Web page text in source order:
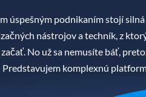
úspešným podnikaním stojí
nástrojov a techník, z
No už sa nemusíte báť,
Predstavujem komplexnú